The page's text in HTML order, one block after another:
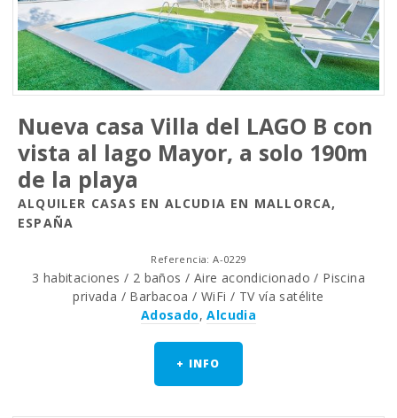
Nueva casa Villa del LAGO B con
vista al lago Mayor, a solo 190m
de la playa
ALQUILER CASAS EN ALCUDIA EN MALLORCA,
ESPAÑA
Referencia: A-0229
3 habitaciones / 2 baños / Aire acondicionado / Piscina
privada / Barbacoa / WiFi / TV vía satélite
Adosado,Alcudia
+ INFO